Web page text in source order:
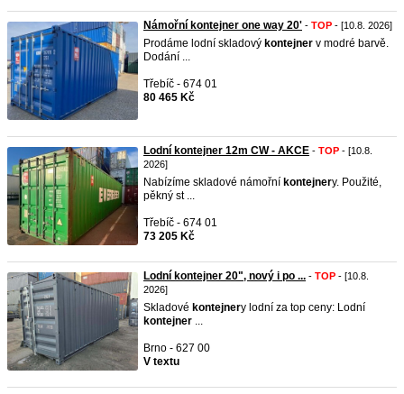
Námořní kontejner one way 20' - TOP - [10.8. 2026]
Prodáme lodní skladový kontejner v modré barvě.
Dodání ...
Třebíč - 674 01
80 465 Kč
Lodní kontejner 12m CW - AKCE - TOP - [10.8.
2026]
Nabízíme skladové námořní kontejnery. Použité,
pěkný st ...
Třebíč - 674 01
73 205 Kč
Lodní kontejner 20", nový i po ... - TOP - [10.8.
2026]
Skladové kontejnery lodní za top ceny: Lodní
kontejner ...
Brno - 627 00
V textu